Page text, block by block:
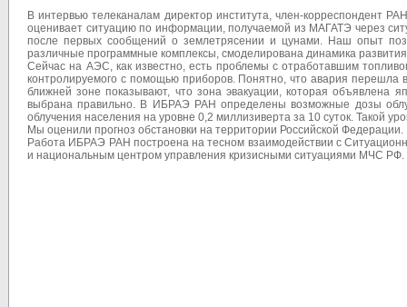
В интервью телеканалам директор института, член-корреспондент
оценивает ситуацию по информации, получаемой из МАГАТЭ через
после первых сообщений о землетрясении и цунами. Наш опыт
различные программные комплексы, смоделирована динамика
Сейчас на АЭС, как известно, есть проблемы с отработавшим
контролируемого с помощью приборов. Понятно, что авария
ближней зоне показывают, что зона эвакуации, которая объявлена
выбрана правильно. В ИБРАЭ РАН определены возможные дозы
облучения населения на уровне 0,2 миллизиверта за 10 суток. Такой
Мы оценили прогноз обстановки на территории Российской
Работа ИБРАЭ РАН построена на тесном взаимодействии с
и национальным центром управления кризисными ситуациями МЧС РФ.